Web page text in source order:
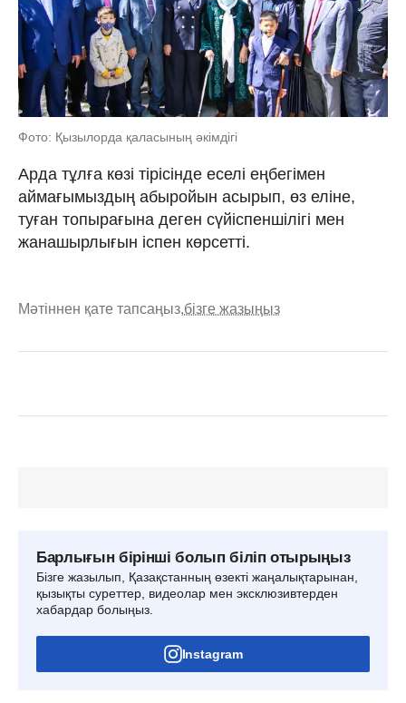
Фото: Қызылорда қаласының әкімдігі
Арда тұлға көзі тірісінде еселі еңбегімен
аймағымыздың абыройын асырып, өз еліне,
туған топырағына деген сүйіспеншілігі мен
жанашырлығын іспен көрсетті.
Мәтіннен қате тапсаңыз,бізге жазыңыз
Барлығын бірінші болып біліп отырыңыз
Бізге жазылып, Қазақстанның өзекті жаңалықтарынан,
қызықты суреттер, видеолар мен эксклюзивтерден
хабардар болыңыз.
Instagram